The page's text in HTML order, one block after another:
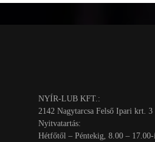
NYÍR-LUB KFT.:
2142 Nagytarcsa Felső Ipari krt. 3
Nyitvatartás:
Hétfőtől – Péntekig, 8.00 –